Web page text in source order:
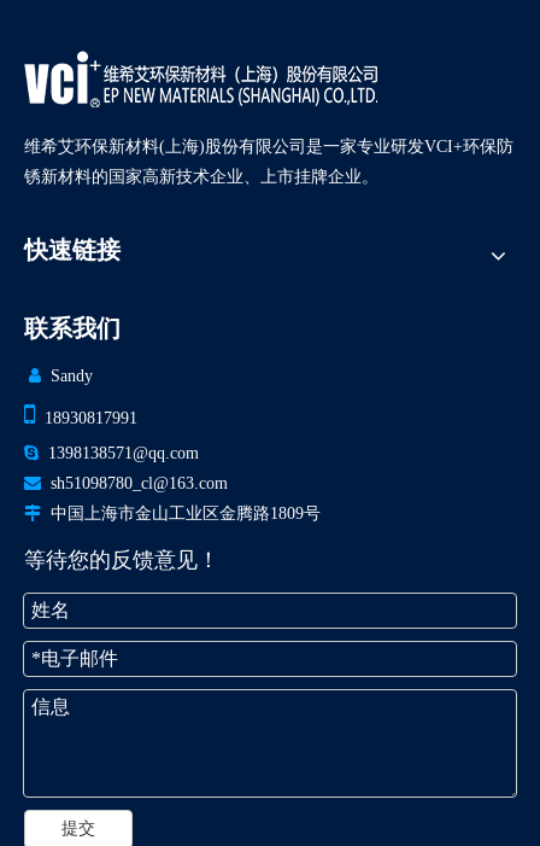
维希艾环保新材料(上海)股份有限公司是一家专业研发VCI+环保防
锈新材料的国家高新技术企业、上市挂牌企业。
快速链接
联系我们
 Sandy
18930817991
 1398138571@qq.com
 sh51098780_cl@163.com
 中国上海市金山工业区金腾路1809号
等待您的反馈意见！
提交